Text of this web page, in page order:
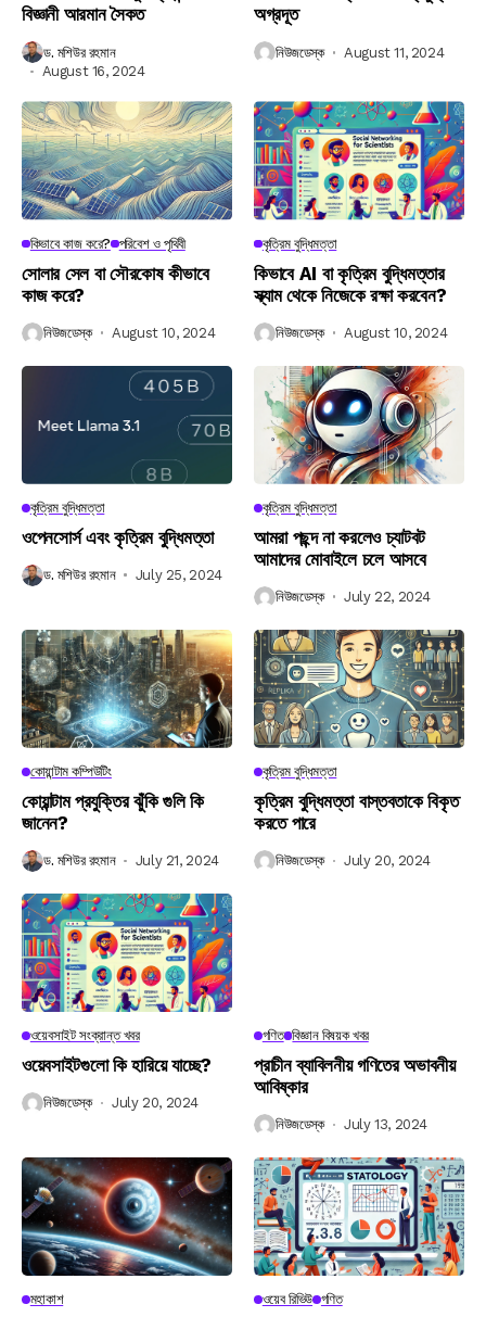
বিজ্ঞানী আরমান সৈকত
ড. মশিউর রহমান
August 16, 2024
অগ্রদূত
নিউজডেস্ক August 11, 2024
কিভাবে কাজ করে? পরিবেশ ও পৃথিবী
সোলার সেল বা সৌরকোষ কীভাবে
কাজ করে?
নিউজডেস্ক August 10, 2024
কৃত্রিম বুদ্ধিমত্তা
কিভাবে AI বা কৃত্রিম বুদ্ধিমত্তার
স্ক্যাম থেকে নিজেকে রক্ষা করবেন?
নিউজডেস্ক August 10, 2024
কৃত্রিম বুদ্ধিমত্তা
ওপেনসোর্স এবং কৃত্রিম বুদ্ধিমত্তা
ড. মশিউর রহমান July 25, 2024
কৃত্রিম বুদ্ধিমত্তা
আমরা পছন্দ না করলেও চ্যাটবট
আমাদের মোবাইলে চলে আসবে
নিউজডেস্ক July 22, 2024
কোয়ান্টাম কম্পিউটিং
কোয়ান্টাম প্রযুক্তির ঝুঁকি গুলি কি
জানেন?
ড. মশিউর রহমান July 21, 2024
কৃত্রিম বুদ্ধিমত্তা
কৃত্রিম বুদ্ধিমত্তা বাস্তবতাকে বিকৃত
করতে পারে
নিউজডেস্ক July 20, 2024
ওয়েবসাইট সংক্রান্ত খবর
ওয়েবসাইটগুলো কি হারিয়ে যাচ্ছে?
নিউজডেস্ক July 20, 2024
গণিত বিজ্ঞান বিষয়ক খবর
প্রাচীন ব্যাবিলনীয় গণিতের অভাবনীয়
আবিষ্কার
নিউজডেস্ক July 13, 2024
মহাকাশ ওয়েব রিভিউ গণিত